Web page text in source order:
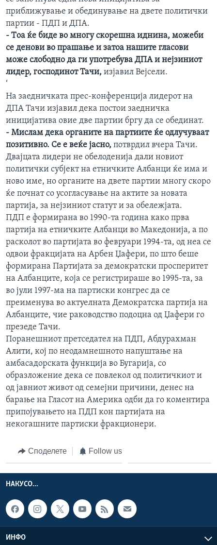
приближување и обединување на двете политички
партии - ПДП и ДПА.
- Tоа ќе биде во многу скорешна иднина, можеби
се денови во прашање и затоа нашите гласови
може слободно да ги употребува ДПА и нејзиниот
лидер, господинот Тачи, изјавил Вејсели.
‘
На заедничката прес-конференција лидерот на
ДПА Тачи изјавил дека постои заедничка
иницијатива овие две партии бргу да се обединат.
- Мислам дека органите на партиите ќе одлучуваат
позитивно. Се е веќе јасно, потврдил вчера Тачи.
Двајцата лидери не обелоденија дали новиот
политички субјект на етничките Албанци ќе има и
ново име, но органите на двете партии многу скоро
ќе почнат со усогласување на актите за новата
партија, за нејзиниот статут и за обележјата.
ПДП е формирана во 1990-та година како прва
партија на етничките Албанци во Македонија, а по
расколот во партијата во февруари 1994-та, од неа се
одвои фракцијата на Арбен Џафери, по што беше
формирана Партијата за демократски просперитет
на Албанците, која се регистрираше во 1995-та, за
во јули 1997-ма на партиски конгрес да се
преименува во актуелната Демократска партија на
Албанците, чие раководство подоцна од Џафери го
презеде Тачи.
Поранешниот претседател на ПДП, Абдурахман
Алити, кој по неодамнешното напуштање на
амбасадорската функција во Бугарија, со
образложение дека се повлекол од политичкиот и
од јавниот живот од семејни причини, денес на
барање на Гласот на Америка одби да го коментира
припојувањето на ПДП кон партијата на
некогашните партиски фракционери.
Споделете Follow us
НАКУСО...
ИНФО